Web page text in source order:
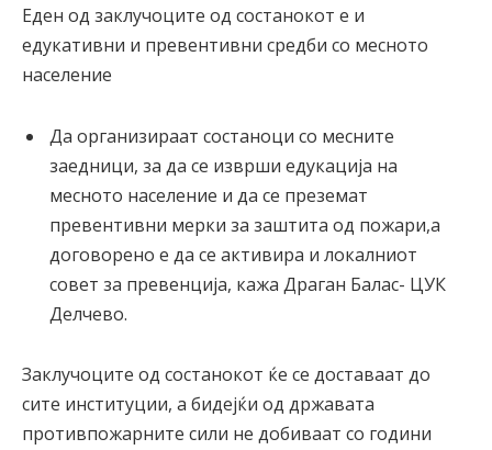
Еден од заклучоците од состанокот е и
едукативни и превентивни средби со месното
население
Да организираат состаноци со месните
заедници, за да се изврши едукација на
месното население и да се преземат
превентивни мерки за заштита од пожари,а
договорено е да се активира и локалниот
совет за превенција, кажа Драган Балас- ЦУК
Делчево.
Заклучоците од состанокот ќе се доставаат до
сите институции, а бидејќи од државата
противпожарните сили не добиваат со години